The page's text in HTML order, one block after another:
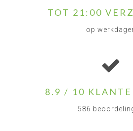
TOT 21:00
op
8.9 / 10
586